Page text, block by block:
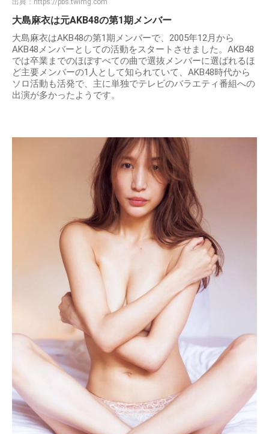
大島麻衣は元AKB48の第1期メンバー
大島麻衣はAKB48の第1期メンバーで、2005年12月から
AKB48メンバーとしての活動をスタートさせました。AKB48
では卒業までのほぼすべての曲で選抜メンバーに選ばれるほ
ど主要メンバーの1人として知られていて、AKB48時代から
ソロ活動も活発で、主に単独でテレビのバラエティ番組への
出演が多かったようです。